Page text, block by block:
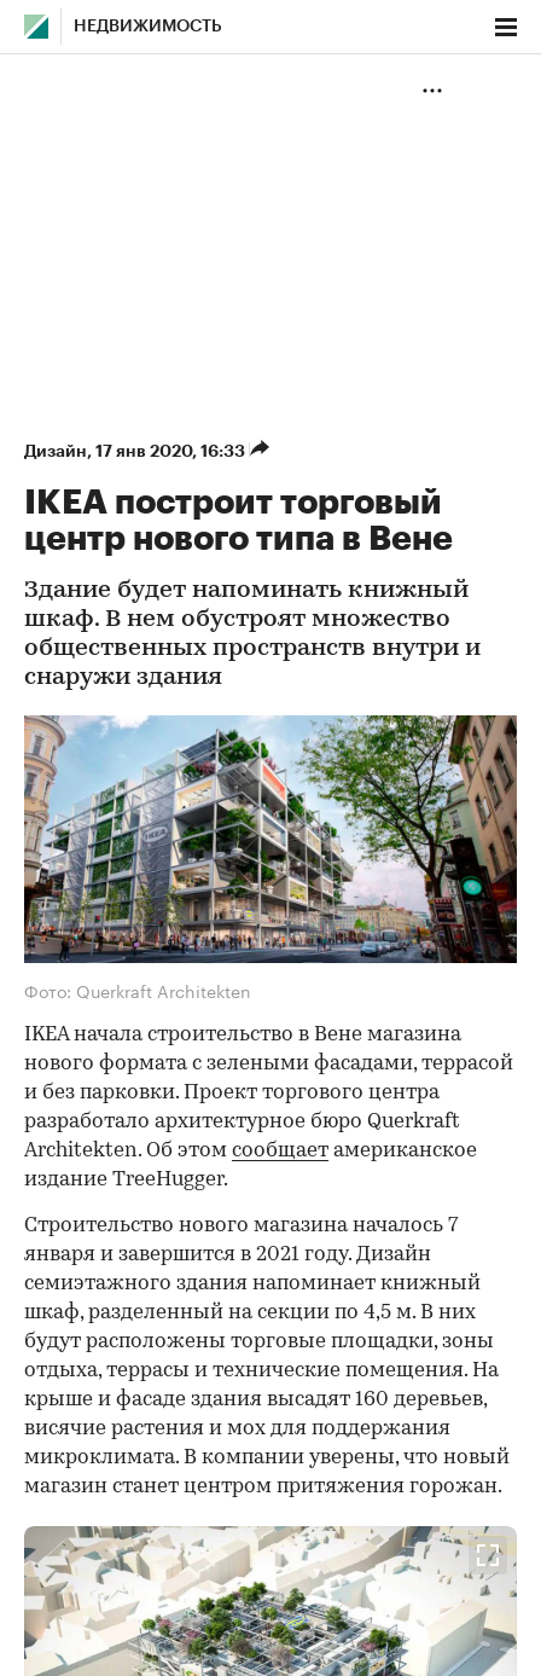
НЕДВИЖИМОСТЬ
Дизайн⁠, 17 янв 2020, 16:33
IKEA построит торговый
центр нового типа в Вене
Здание будет напоминать книжный
шкаф. В нем обустроят множество
общественных пространств внутри и
снаружи здания
Фото: Querkraft Architekten
IKEA начала строительство в Вене магазина
нового формата с зелеными фасадами, террасой
и без парковки. Проект торгового центра
разработало архитектурное бюро Querkraft
Architekten. Об этом сообщает американское
издание TreeHugger.
Строительство нового магазина началось 7
января и завершится в 2021 году. Дизайн
семиэтажного здания напоминает книжный
шкаф, разделенный на секции по 4,5 м. В них
будут расположены торговые площадки, зоны
отдыха, террасы и технические помещения. На
крыше и фасаде здания высадят 160 деревьев,
висячие растения и мох для поддержания
микроклимата. В компании уверены, что новый
магазин станет центром притяжения горожан.